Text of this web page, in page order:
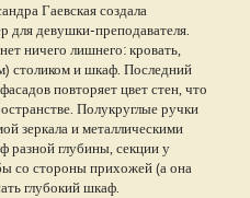
Гаевская создала
для девушки-преподавателя.
ничего лишнего: кровать,
столиком и шкаф. Последний
повторяет цвет стен, что
Полукруглые ручки
зеркала и металлическими
разной глубины, секции у
со стороны прихожей (а она
глубокий шкаф.